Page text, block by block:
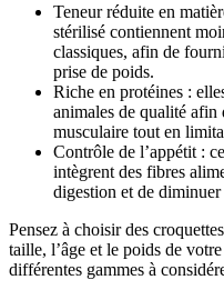
Teneur réduite en
stérilisé contiennent
classiques, afin de
prise de poids.
Riche en protéines :
animales de qualité afin
musculaire tout en
Contrôle de l’appétit :
intègrent des fibres
digestion et de
Pensez à choisir des
taille, l’âge et le poids de
différentes gammes à